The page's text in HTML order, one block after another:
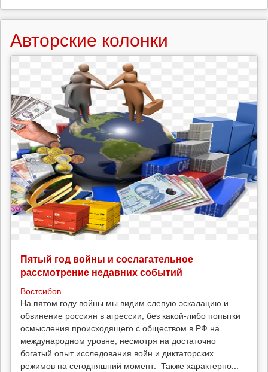
Авторские колонки
Пятый год войны и сослагательное
рассмотрение недавних событий
Востсибов
На пятом году войны мы видим слепую эскалацию и
обвинение россиян в агрессии, без какой-либо попытки
осмысления происходящего с обществом в РФ на
международном уровне, несмотря на достаточно
богатый опыт исследования войн и диктаторских
режимов на сегодняшний момент. Также характерно...